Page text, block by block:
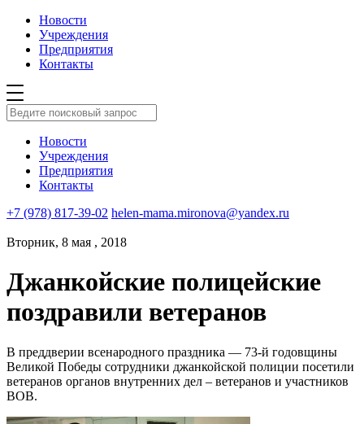
Новости
Учреждения
Предприятия
Контакты
Новости
Учреждения
Предприятия
Контакты
+7 (978) 817-39-02 helen-mama.mironova@yandex.ru
Вторник, 8 мая , 2018
Джанкойские полицейские
поздравили ветеранов
В преддверии всенародного праздника — 73-й годовщины
Великой Победы сотрудники джанкойской полиции посетили
ветеранов органов внутренних дел – ветеранов и участников
ВОВ.